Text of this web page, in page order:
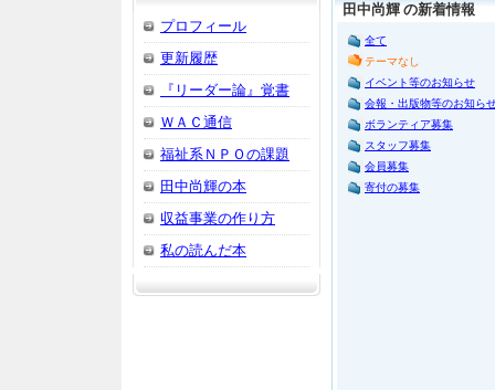
プロフィール
更新履歴
『リーダー論』覚書
ＷＡＣ通信
福祉系ＮＰＯの課題
田中尚輝の本
収益事業の作り方
私の読んだ本
田中尚輝 の新着情報
全て
テーマなし
イベント等のお知らせ
会報・出版物等のお知ら
ボランティア募集
スタッフ募集
会員募集
寄付の募集